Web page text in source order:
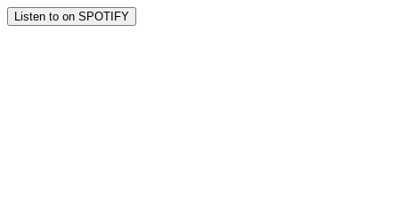
Listen to on SPOTIFY